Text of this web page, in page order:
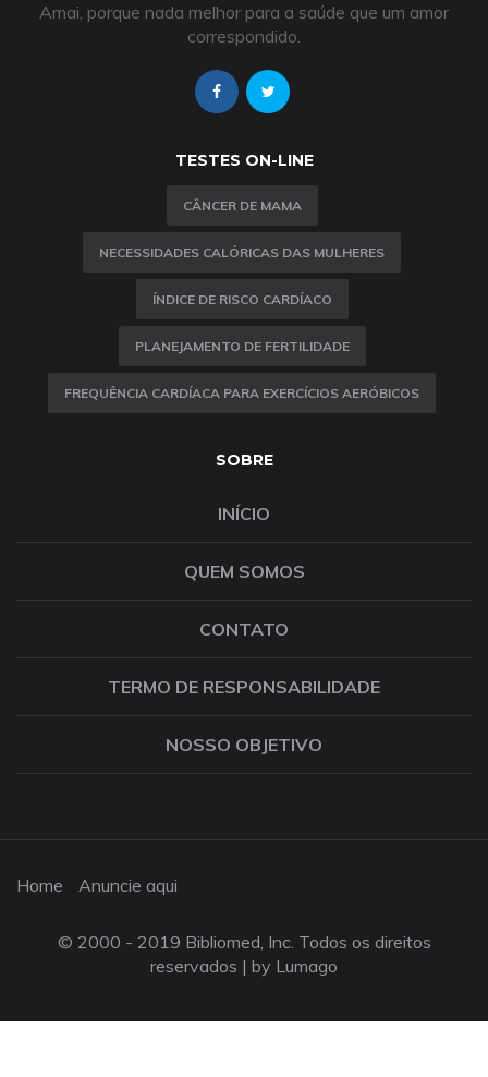
Amai, porque nada melhor para a saúde que um amor
correspondido.
TESTES ON-LINE
CÂNCER DE MAMA
NECESSIDADES CALÓRICAS DAS MULHERES
ÍNDICE DE RISCO CARDÍACO
PLANEJAMENTO DE FERTILIDADE
FREQUÊNCIA CARDÍACA PARA EXERCÍCIOS AERÓBICOS
SOBRE
INÍCIO
QUEM SOMOS
CONTATO
TERMO DE RESPONSABILIDADE
NOSSO OBJETIVO
Home Anuncie aqui
© 2000 - 2019 Bibliomed, Inc. Todos os direitos
reservados | by Lumago